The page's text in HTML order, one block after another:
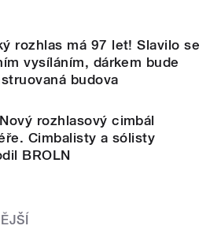
rozhlas má 97 let! Slavilo se
vysíláním, dárkem bude
budova
rozhlasový cimbál
Cimbalisty a sólisty
BROLN